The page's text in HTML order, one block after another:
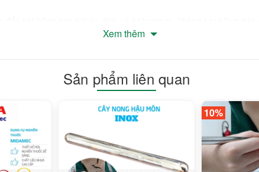
chuyên trị lở loét, bỏng, ...
Đức, Thành phố Hồ Chí Minh
Xem thêm
Sản phẩm liên quan
10%